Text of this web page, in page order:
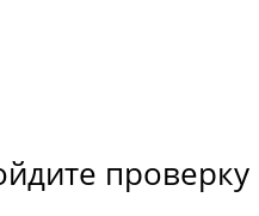
проверку